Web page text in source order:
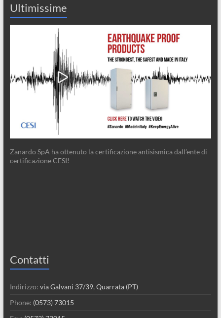
Ultimissime
Zanardo SpA ha ottenuto la certificazione antisismica dall’ente di
certificazione CESI!
Contatti
Indirizzo: via Galvani 37/39, Quarrata (PT)
Phone: (0573) 73015